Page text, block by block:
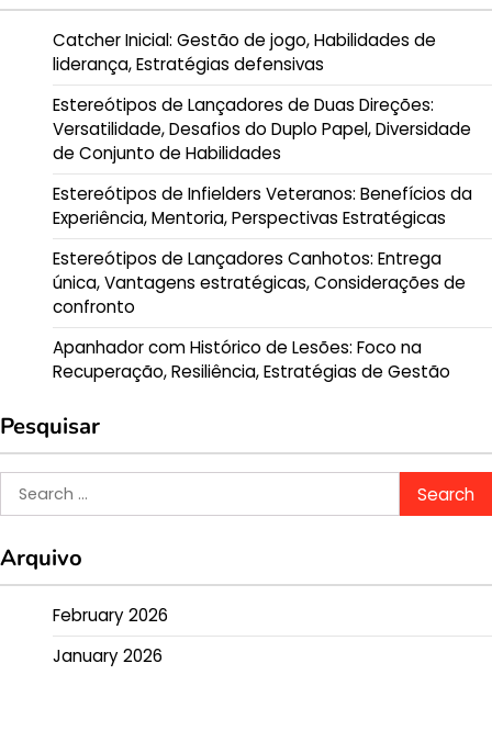
Catcher Inicial: Gestão de jogo, Habilidades de
liderança, Estratégias defensivas
Estereótipos de Lançadores de Duas Direções:
Versatilidade, Desafios do Duplo Papel, Diversidade
de Conjunto de Habilidades
Estereótipos de Infielders Veteranos: Benefícios da
Experiência, Mentoria, Perspectivas Estratégicas
Estereótipos de Lançadores Canhotos: Entrega
única, Vantagens estratégicas, Considerações de
confronto
Apanhador com Histórico de Lesões: Foco na
Recuperação, Resiliência, Estratégias de Gestão
Pesquisar
Search
for:
Arquivo
February 2026
January 2026